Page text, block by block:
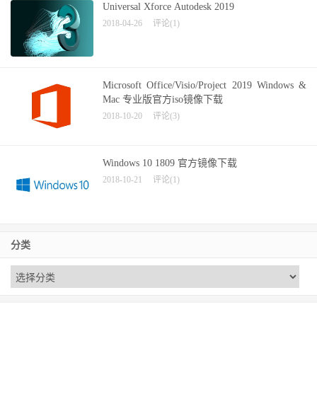
Universal Xforce Autodesk 2019
2018-04-26 评论(1)
Microsoft Office/Visio/Project 2019 Windows &
Mac 专业版官方iso镜像下载
2018-10-20 评论(3)
Windows 10 1809 官方镜像下载
2018-10-21 评论(1)
分类